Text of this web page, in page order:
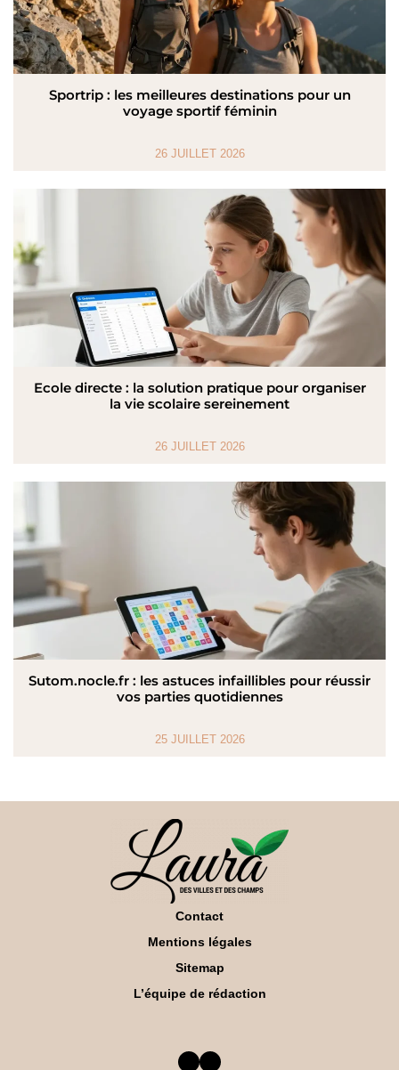
Sportrip : les meilleures destinations pour un
voyage sportif féminin
26 JUILLET 2026
Ecole directe : la solution pratique pour organiser
la vie scolaire sereinement
26 JUILLET 2026
Sutom.nocle.fr : les astuces infaillibles pour réussir
vos parties quotidiennes
25 JUILLET 2026
Contact
Mentions légales
Sitemap
L’équipe de rédaction
Facebook
Twitter